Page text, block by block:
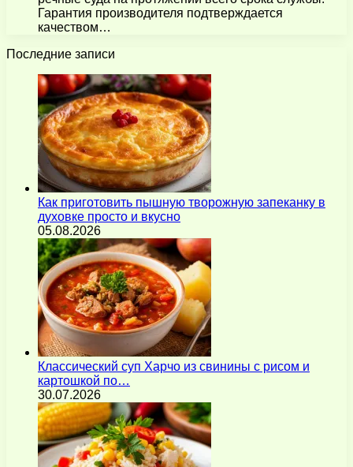
Гарантия производителя подтверждается
качеством…
Последние записи
Как приготовить пышную творожную запеканку в
духовке просто и вкусно
05.08.2026
Классический суп Харчо из свинины с рисом и
картошкой по…
30.07.2026